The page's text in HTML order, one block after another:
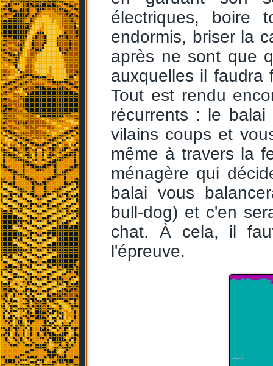
électriques, boire
endormis, briser la
après ne sont que
auxquelles il faudra
Tout est rendu
récurrents : le
vilains coups et
même à travers la
ménagère qui
balai vous
bull-dog) et c'en
chat. À cela, il
l'épreuve.